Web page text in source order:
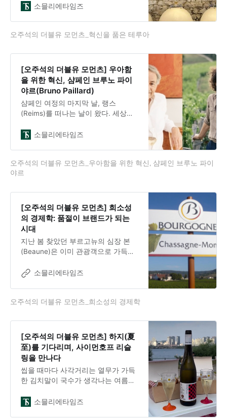
정원에는 공사가 한창이었다.세바스
부터 와인 메이킹을 담당하고 있는 그
째 사위다.앙리 지로 정원에는 현재
360도 뷰를 볼 수 있는 건물과 엘리베
이터를 건설 중이었다. 이번 봄에 완
공될 예정이라고 했다. 이미 앙리 지
로의 숙소(Manoir Henri Giraud)는 운
영되고 있었다.
소믈리에타임즈
오주석의 더블유 모먼츠_혁신을 품은 테루아
[오주석의 더블유 모먼츠] 우아함
을 위한 혁신, 샴페인 브루노 파이
야르(Bruno Paillard)
샴페인 여정의 마지막 날, 랭스
(Reims)를 떠나는 날이 왔다. 세상에
샴페인 아우스 브루노 파이야르에 도
의 우아한 인사였다. ”여러분들이 샹
파뉴에 따뜻한 봄 햇살을 가져 왔군
서 온 방문객을 반갑게 맞았다. 그녀
의 환대는 거실의 아트 작품들보다 더
아름다웠다. 그 순간부터 브루노 파이
야르가 품고 있는 혁신의 이야기가 궁
금해졌다.브루노 파이야르의 완벽함
에 대한 도전: 불가능을 향한 여정브
루노 파
소믈리에타임즈
오주석의 더블유 모먼츠_우아함을 위한 혁신, 샴페인 브루노 파이
야르
[오주석의 더블유 모먼츠] 희소성
의 경제학: 품절이 브랜드가 되는
시대
지난 봄 찾았던 부르고뉴의 심장 본
(Beaune)은 이미 관광객으로 가득했
찾지 않는 1.2헥타르의 작은 포도밭에
의 불가능하다. 그들은 모두 포도밭에
양조 현장에 있다. 이들이 만드는 브
랜드 경험은 감각에서 출발하고 기회
가 생겨 명성을 얻게 되면 대중에게
알려진다.상업과 미디어의 결합으로
많은 정보가 넘쳐나는 것 같지만, 실
상 미디어는 이미 화제가 된 브랜드를
뒤따라 소개하는 경우가 대부분이다
소믈리에타임즈
오주석의 더블유 모먼츠_희소성의 경제학
[오주석의 더블유 모먼츠] 하지(夏
至)를 기다리며, 사이먼호프 리슬
링을 만나다
씹을 때마다 사각거리는 열무가 가득
한 김치말이 국수가 생각나는 여름이
필자는 김치말이 국수 앞에서 고민한
소믈리에타임즈